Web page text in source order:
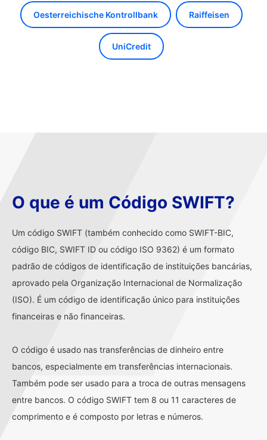
Oesterreichische Kontrollbank Raiffeisen
UniCredit
O que é um Código SWIFT?
Um código SWIFT (também conhecido como SWIFT-BIC,
código BIC, SWIFT ID ou código ISO 9362) é um formato
padrão de códigos de identificação de instituições bancárias,
aprovado pela Organização Internacional de Normalização
(ISO). É um código de identificação único para instituições
financeiras e não financeiras.
O código é usado nas transferências de dinheiro entre
bancos, especialmente em transferências internacionais.
Também pode ser usado para a troca de outras mensagens
entre bancos. O código SWIFT tem 8 ou 11 caracteres de
comprimento e é composto por letras e números.